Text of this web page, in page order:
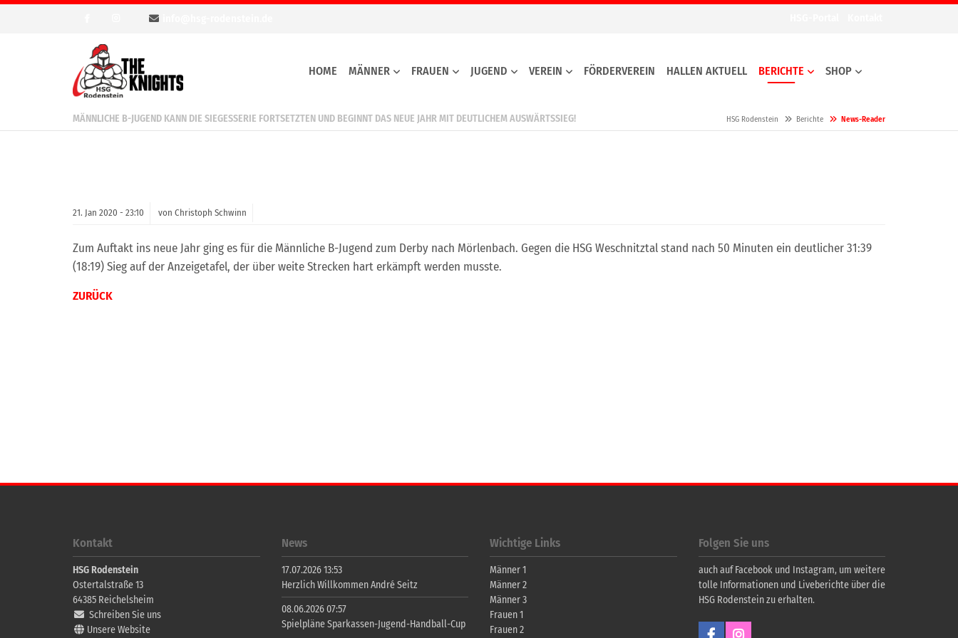
HOME MÄNNER FRAUEN JUGEND VEREIN FÖRDERVEREIN HALLEN AKTUELL BERICHTE SHOP
MÄNNLICHE B-JUGEND KANN DIE SIEGESSERIE FORTSETZTEN UND BEGINNT DAS NEUE JAHR MIT DEUTLICHEM AUSWÄRTSSIEG! HSG Rodenstein Berichte News-Reader
21. Jan 2020 - 23:10 von Christoph Schwinn
Zum Auftakt ins neue Jahr ging es für die Männliche B-Jugend zum Derby nach Mörlenbach. Gegen die HSG Weschnitztal stand nach 50 Minuten ein deutlicher 31:39
(18:19) Sieg auf der Anzeigetafel, der über weite Strecken hart erkämpft werden musste.
ZURÜCK
Kontakt
HSG Rodenstein
Ostertalstraße 13
64385 Reichelsheim
Schreiben Sie uns
Unsere Website
News
17.07.2026 13:53
Herzlich Willkommen André Seitz
08.06.2026 07:57
Spielpläne Sparkassen-Jugend-Handball-Cup
Wichtige Links
Männer 1
Männer 2
Männer 3
Frauen 1
Frauen 2
Folgen Sie uns
auch auf Facebook und Instagram, um weitere
tolle Informationen und Liveberichte über die
HSG Rodenstein zu erhalten.